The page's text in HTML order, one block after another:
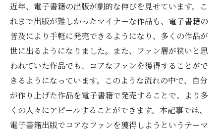
近年、電子書籍の出版が劇的な伸びを見せています。こ
れまで出版が難しかったマイナーな作品も、電子書籍の
普及により手軽に発売できるようになり、多くの作品が
世に出るようになりました。また、ファン層が狭いと思
われていた作品でも、コアなファンを獲得することがで
きるようになっています。このような流れの中で、自分
が作り上げた作品を電子書籍で発売することで、より多
くの人々にアピールすることができます。本記事では、
電子書籍出版でコアなファンを獲得しようというテーマ